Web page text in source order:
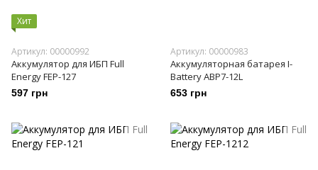
Хит
Артикул: 00000992
Аккумулятор для ИБП Full
Energy FEP-127
597 грн
Артикул: 00000983
Аккумуляторная батарея I-
Battery ABP7-12L
653 грн